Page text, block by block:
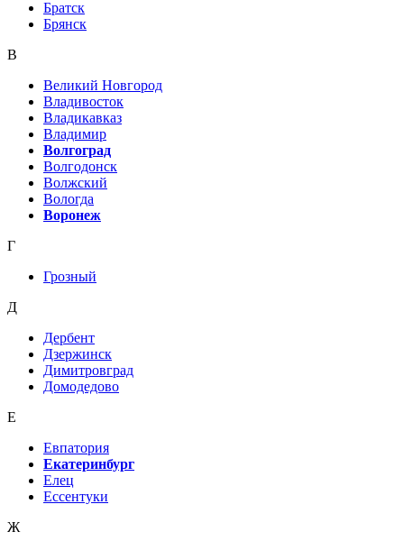
Братск
Брянск
В
Великий Новгород
Владивосток
Владикавказ
Владимир
Волгоград
Волгодонск
Волжский
Вологда
Воронеж
Г
Грозный
Д
Дербент
Дзержинск
Димитровград
Домодедово
Е
Евпатория
Екатеринбург
Елец
Ессентуки
Ж